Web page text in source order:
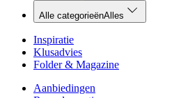
Alle categorieënAlles
Inspiratie
Klusadvies
Folder & Magazine
Aanbiedingen